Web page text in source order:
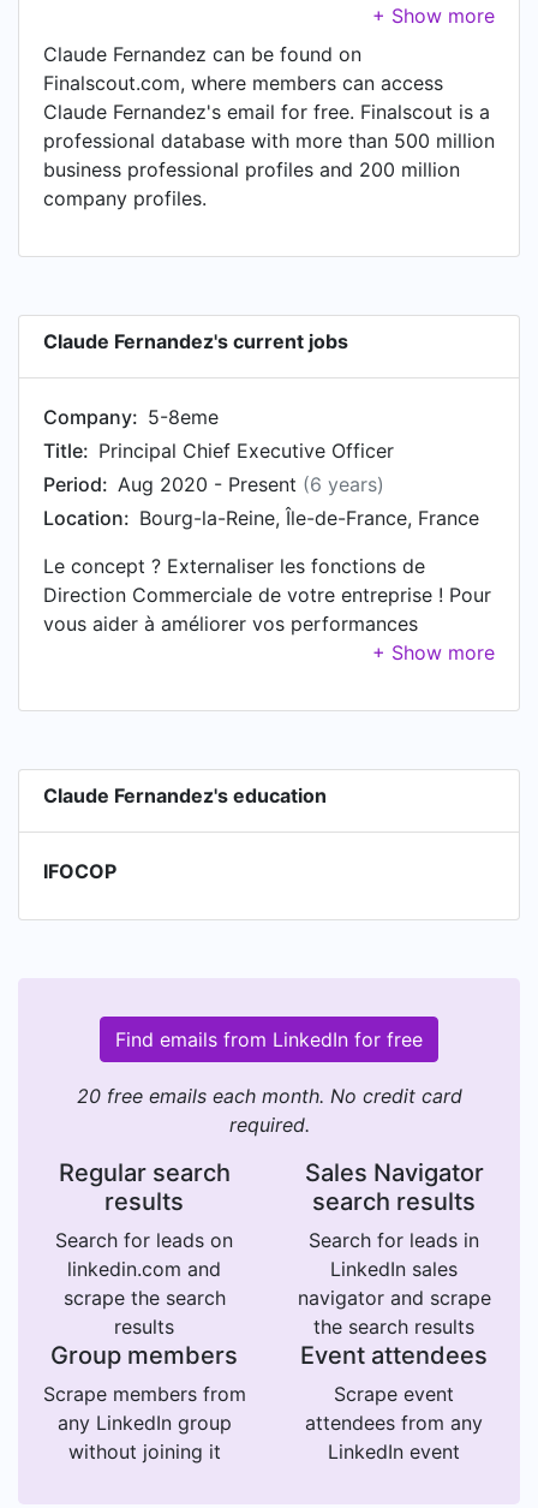
Bourg-la-Reine, Île-de-France, France.
Claude Fernandez can be found on
Finalscout.com, where members can access
Claude Fernandez's email for free. Finalscout is a
professional database with more than 500 million
business professional profiles and 200 million
company profiles.
Claude Fernandez's current jobs
Company: 5-8eme
Title: Principal Chief Executive Officer
Period: Aug 2020 - Present (6 years)
Location: Bourg-la-Reine, Île-de-France, France
Le concept ? Externaliser les fonctions de
Direction Commerciale de votre entreprise ! Pour
vous aider à améliorer vos performances
commerciales, à court terme et de façon durable,
charge toutes les missions de Direction
de missions ponctuelles. Nous vous proposons :
- d'élaborer votre stratégie & un plan d'actions
commerciales👓 - de recruter et de former vos
vente 🐱‍🏍 - de nous engager en mettant en
temps, vos disponibilités et vos échéances. - Un
regard nouveau et extérieur à l'entreprise - Pas
de risque ni de charges sociales car nous vous
proposons un contrat de prestations de services
- Un engagement fort par une lettre de mission,
une clause d'exclusivité et de confidentialité.
Exemples de missions menées : - Expert-
Comptable : Refonte et simplification de
catalogue - accompagnement à la réponse
prospect - définition zone de chalandise.
Résultats : Croissance de 250K€ de revenus en 7
mois, nouvelle offre lancée sur LMNP - Industriel
: Transformation d'un Business Model B2C vers
un Business Model B2B - Management d'une
équipe de commerciaux terrains - définition
cibles prospects - mise en place CRM et suivi
Claude Fernandez's education
IFOCOP
Find emails from LinkedIn for free
20 free emails each month. No credit card
required.
Regular search
results
Search for leads on
linkedin.com and
scrape the search
results
Sales Navigator
search results
Search for leads in
LinkedIn sales
navigator and scrape
the search results
Group members
Scrape members from
any LinkedIn group
without joining it
Event attendees
Scrape event
attendees from any
LinkedIn event